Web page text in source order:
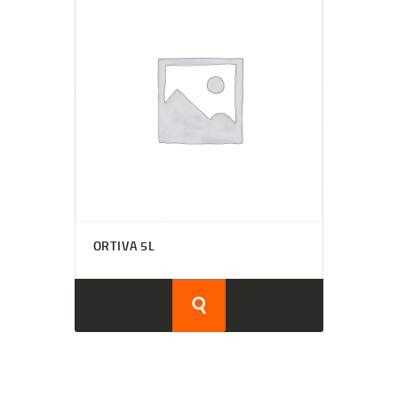
ORTIVA 5L